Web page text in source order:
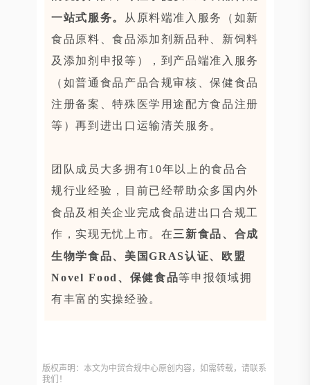
一站式服务。 从原料端准入服务（如新
食品原料、食品添加剂新品种、新饲料
及添加剂申报等），到产品端准入服务
（如普通食品产品合规审核、保健食品
注册备案、特殊医学用途配方食品注册
等）再到进出口运输清关服务。
团队成员大多拥有10年以上的食品合
规行业经验，目前已经帮助众多国内外
食品及相关企业完成食品进出口合规工
作，实现无忧上市。在三新食品、合成
生物学食品、美国GRAS认证、欧盟
Novel Food、保健食品等申报领域拥
有丰富的实操经验。
版权声明：本文为中贸合规中心原创内容，如需转载，请联系
我们！